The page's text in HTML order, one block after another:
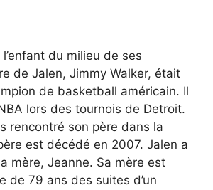
du milieu de ses
de Jalen, Jimmy Walker, était
de basketball américain. Il
lors des tournois de Detroit.
rencontré son père dans la
est décédé en 2007. Jalen a
mère, Jeanne. Sa mère est
de 79 ans des suites d’un